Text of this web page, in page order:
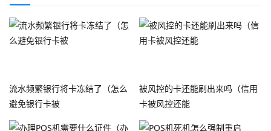
流水频繁银行将卡冻结了（怎么
避免银行卡被
被风控的卡还能刷出来吗（信用
卡被风控还能